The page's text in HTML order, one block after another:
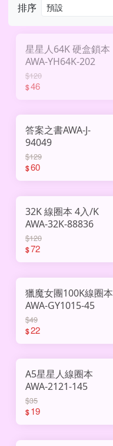
排序
星星人64K 硬盒鎖本
AWA-YH64K-202
$120
$46
答案之書AWA-J-
94049
$129
$60
32K 線圈本 4入/K
AWA-32K-88836
$120
$72
獵魔女團100K線圈本
AWA-GY1015-45
$49
$22
A5星星人線圈本
AWA-2121-145
$35
$19